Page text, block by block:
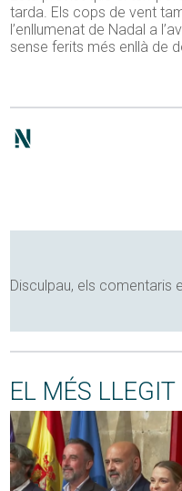
tarda. Els cops de vent
l’enllumenat de Nadal a
sense ferits més enllà de
Disculpau, els comentaris
EL MÉS LLEGIT